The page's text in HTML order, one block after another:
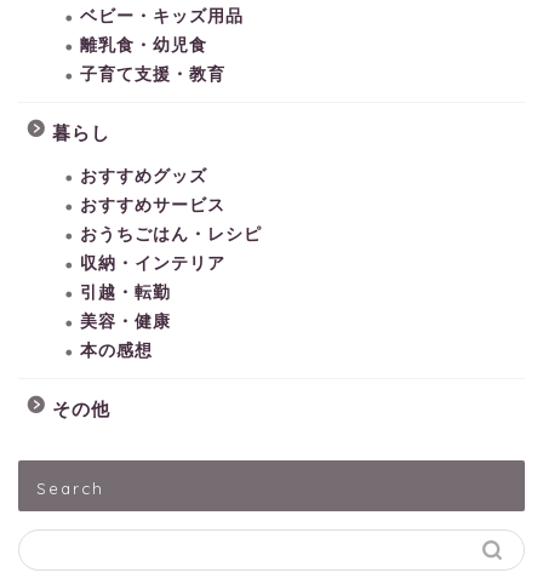
ベビー・キッズ用品
離乳食・幼児食
子育て支援・教育
暮らし
おすすめグッズ
おすすめサービス
おうちごはん・レシピ
収納・インテリア
引越・転勤
美容・健康
本の感想
その他
Search